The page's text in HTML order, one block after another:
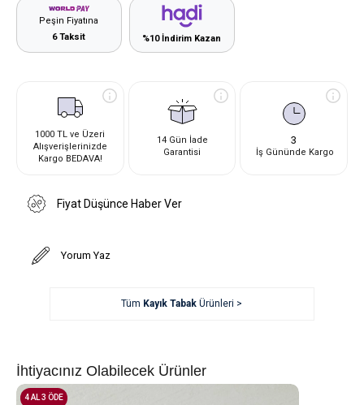
Peşin Fiyatına
6 Taksit
%10 İndirim Kazan
1000 TL ve Üzeri
Alışverişlerinizde
Kargo BEDAVA!
14 Gün İade
Garantisi
3
İş Gününde Kargo
Fiyat Düşünce Haber Ver
Yorum Yaz
Tüm Kayık Tabak Ürünleri >
İhtiyacınız Olabilecek Ürünler
4 AL 3 ÖDE